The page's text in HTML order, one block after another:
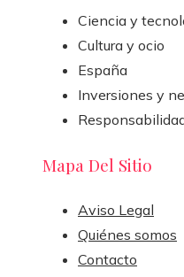
Ciencia y
Cultura y ocio
España
Inversiones y
Mapa Del Sitio
Aviso Legal
Quiénes somos
Contacto